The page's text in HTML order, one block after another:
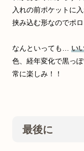
入れの前ポケットに
挟み込む形なのでポ
なんといっても… い
色、経年変化で黒っ
常に楽しみ！！
最後に